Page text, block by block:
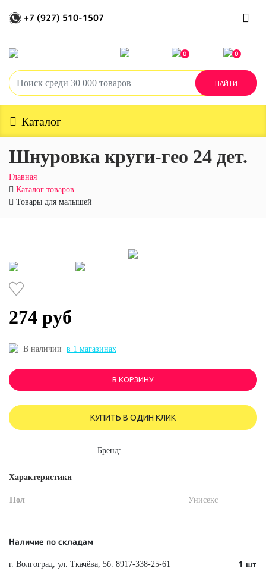
+7 (927) 510-1507
0 0
Каталог
Шнуровка круги-гео 24 дет.
Главная
Каталог товаров
Товары для малышей
274 руб
В наличии в 1 магазинах
В КОРЗИНУ
КУПИТЬ В ОДИН КЛИК
Бренд:
Характеристики
Пол Унисекс
Наличие по складам
г. Волгоград, ул. Ткачёва, 5б. 8917-338-25-61 1 шт